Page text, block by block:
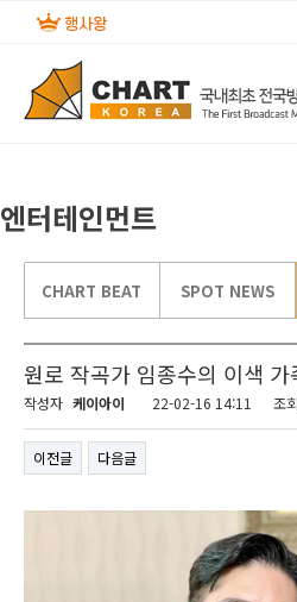
엔터테인먼트
CHART BEAT SPOT NEWS
원로 작곡가 임종수의 이색 가
작성자 케이아이 22-02-16 14:11 조회
이전글 다음글